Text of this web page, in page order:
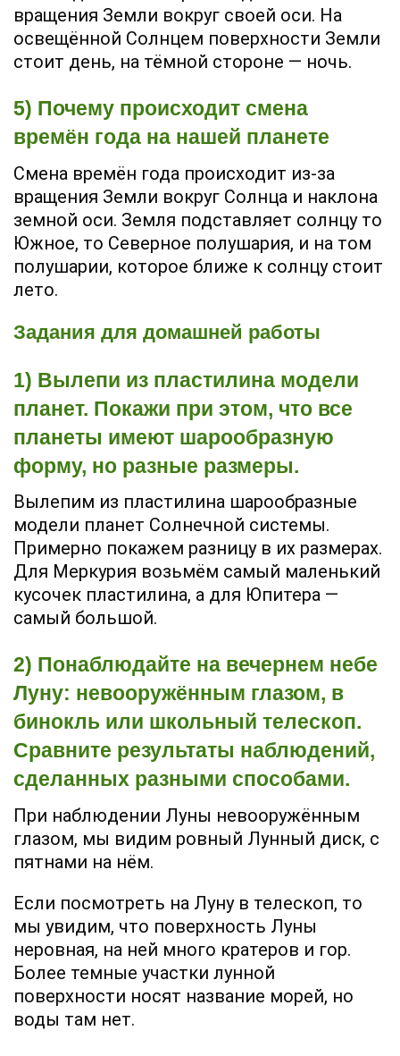
вращения Земли вокруг своей оси. На
освещённой Солнцем поверхности Земли
стоит день, на тёмной стороне — ночь.
5) Почему происходит смена
времён года на нашей планете
Смена времён года происходит из-за
вращения Земли вокруг Солнца и наклона
земной оси. Земля подставляет солнцу то
Южное, то Северное полушария, и на том
полушарии, которое ближе к солнцу стоит
лето.
Задания для домашней работы
1) Вылепи из пластилина модели
планет. Покажи при этом, что все
планеты имеют шарообразную
форму, но разные размеры.
Вылепим из пластилина шарообразные
модели планет Солнечной системы.
Примерно покажем разницу в их размерах.
Для Меркурия возьмём самый маленький
кусочек пластилина, а для Юпитера —
самый большой.
2) Понаблюдайте на вечернем небе
Луну: невооружённым глазом, в
бинокль или школьный телескоп.
Сравните результаты наблюдений,
сделанных разными способами.
При наблюдении Луны невооружённым
глазом, мы видим ровный Лунный диск, с
пятнами на нём.
Если посмотреть на Луну в телескоп, то
мы увидим, что поверхность Луны
неровная, на ней много кратеров и гор.
Более темные участки лунной
поверхности носят название морей, но
воды там нет.